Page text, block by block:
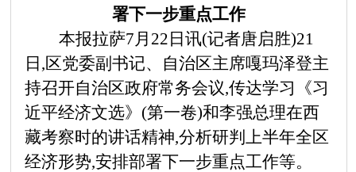
署下一步重点工作
本报拉萨7月22日讯(记者唐启胜)21
日,区党委副书记、自治区主席嘎玛泽登主
持召开自治区政府常务会议,传达学习《习
近平经济文选》(第一卷)和李强总理在西
藏考察时的讲话精神,分析研判上半年全区
经济形势,安排部署下一步重点工作等。